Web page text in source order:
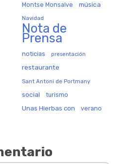
Montse Monsalve música
Navidad
Nota de
Prensa
noticias presentación
restaurante
Sant Antoni de Portmany
social turismo
Unas Hierbas con verano